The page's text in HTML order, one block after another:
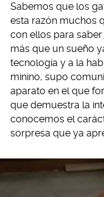
Sabemos que los
esta razón muchos
con ellos para
más que un sueño
tecnología y a la
minino, supo
aparato en el que
que demuestra la
conocemos el
sorpresa que ya